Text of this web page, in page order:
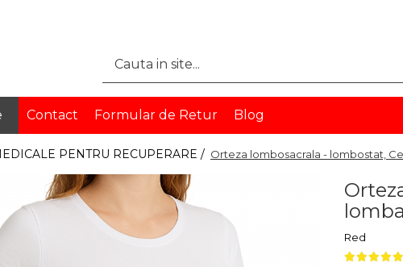
Contact Formular de Retur Blog
PENTRU RECUPERARE / Orteza lombosacrala - lombostat,
Red